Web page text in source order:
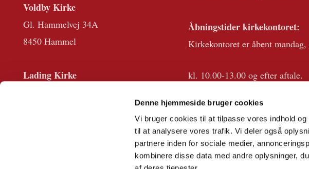
Denne hjemmeside bruger cookies
Vi bruger cookies til at tilpasse vores indhold
til at analysere vores trafik. Vi deler også
partnere inden for sociale medier,
kombinere disse data med andre oplysninger,
Voldby Kirke
Gl. Hammelvej 34A
8450 Hammel
Lading Kirke
Åbningstider kirkekontoret:
Kirkekontoret er åbent
kl. 10.00-13.00 og efter aftale.
Der er lukket på helligdage.